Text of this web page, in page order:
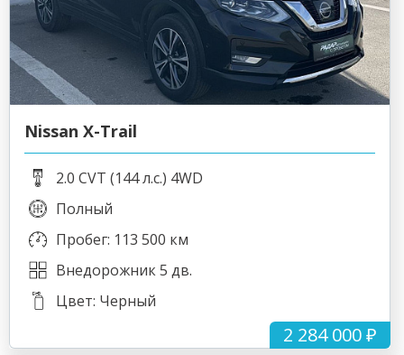
2 284 000 ₽
Nissan X-Trail
2.0 CVT (144 л.с.) 4WD
Полный
Пробег: 113 500 км
Внедорожник 5 дв.
Цвет: Черный